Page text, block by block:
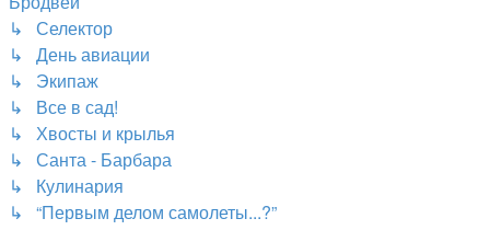
↳ Селектор
↳ День авиации
↳ Экипаж
↳ Все в сад!
↳ Хвосты и крылья
↳ Санта - Барбара
↳ Кулинария
↳ “Первым делом самолеты...?”